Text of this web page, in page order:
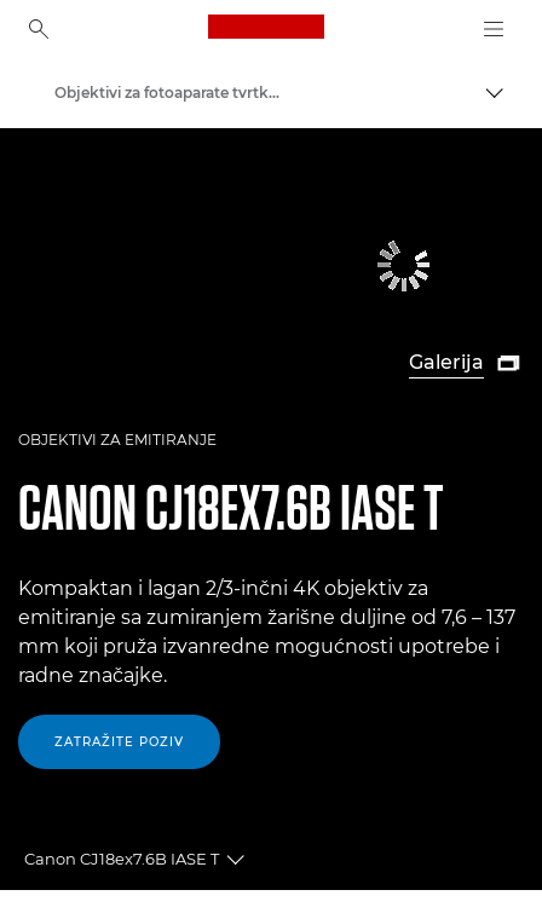
Canon Logo, back to
Objektivi za fotoaparate tvrtke Canon
Galerija 
OBJEKTIVI ZA EMITIRANJE
CANONCJ18EX7.6B IASE T
Kompaktan i lagan 2/3-inčni 4K objektiv za
emitiranje sa zumiranjem žarišne duljine od 7,6 – 137
mm koji pruža izvanredne mogućnosti upotrebe i
radne značajke.
ZATRAŽITE POZIV
Canon CJ18ex7.6B IASE T
Toggle breadcrumbs